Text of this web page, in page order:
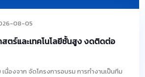
08-05
ตร์และเทคโนโลยีชั้นสูง งดติดต่อ
นื่องจาก จัดโครงการอบรม การทำงานเป็นทีม